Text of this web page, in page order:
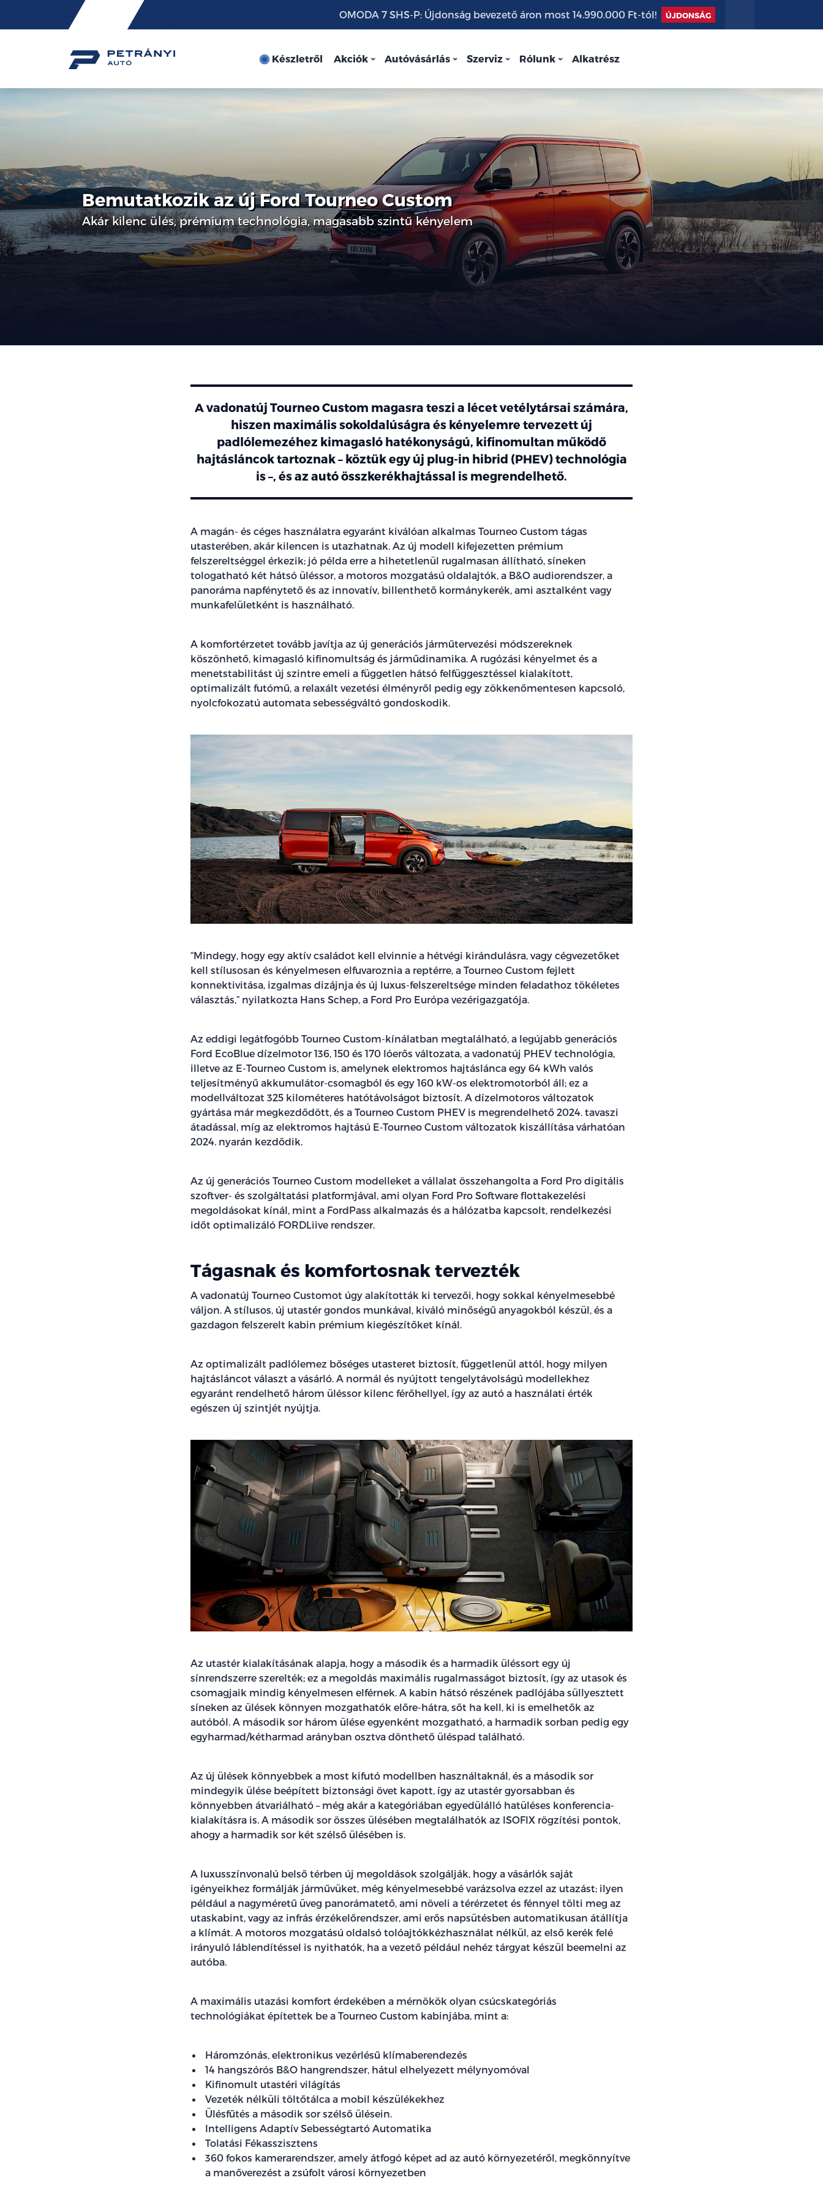
Friss
hírek
OMODA 7 SHS-P: Újdonság bevezető áron most 14.990.000 Ft-tól! ÚJDONSÁG
Készletről Akciók Autóvásárlás Szerviz Rólunk Alkatrész
Bemutatkozik az új Ford Tourneo Custom
Akár kilenc ülés, prémium technológia, magasabb szintű kényelem
A vadonatúj Tourneo Custom magasra teszi a lécet vetélytársai számára,
hiszen maximális sokoldalúságra és kényelemre tervezett új
padlólemezéhez kimagasló hatékonyságú, kifinomultan működő
hajtásláncok tartoznak – köztük egy új plug-in hibrid (PHEV) technológia
is –, és az autó összkerékhajtással is megrendelhető.
A magán- és céges használatra egyaránt kiválóan alkalmas Tourneo Custom tágas
utasterében, akár kilencen is utazhatnak. Az új modell kifejezetten prémium
felszereltséggel érkezik; jó példa erre a hihetetlenül rugalmasan állítható, síneken
tologatható két hátsó üléssor, a motoros mozgatású oldalajtók, a B&O audiorendszer, a
panoráma napfénytető és az innovatív, billenthető kormánykerék, ami asztalként vagy
munkafelületként is használható.
A komfortérzetet tovább javítja az új generációs járműtervezési módszereknek
köszönhető, kimagasló kifinomultság és járműdinamika. A rugózási kényelmet és a
menetstabilitást új szintre emeli a független hátsó felfüggesztéssel kialakított,
optimalizált futómű, a relaxált vezetési élményről pedig egy zökkenőmentesen kapcsoló,
nyolcfokozatú automata sebességváltó gondoskodik.
“Mindegy, hogy egy aktív családot kell elvinnie a hétvégi kirándulásra, vagy cégvezetőket
kell stílusosan és kényelmesen elfuvaroznia a reptérre, a Tourneo Custom fejlett
konnektivitása, izgalmas dizájnja és új luxus-felszereltsége minden feladathoz tökéletes
választás,” nyilatkozta Hans Schep, a Ford Pro Európa vezérigazgatója.
Az eddigi legátfogóbb Tourneo Custom-kínálatban megtalálható, a legújabb generációs
Ford EcoBlue dízelmotor 136, 150 és 170 lóerős változata, a vadonatúj PHEV technológia,
illetve az E-Tourneo Custom is, amelynek elektromos hajtáslánca egy 64 kWh valós
teljesítményű akkumulátor-csomagból és egy 160 kW-os elektromotorból áll; ez a
modellváltozat 325 kilométeres hatótávolságot biztosít. A dízelmotoros változatok
gyártása már megkezdődött, és a Tourneo Custom PHEV is megrendelhető 2024. tavaszi
átadással, míg az elektromos hajtású E‑Tourneo Custom változatok kiszállítása várhatóan
2024. nyarán kezdődik.
Az új generációs Tourneo Custom modelleket a vállalat összehangolta a Ford Pro digitális
szoftver- és szolgáltatási platformjával, ami olyan Ford Pro Software flottakezelési
megoldásokat kínál, mint a FordPass alkalmazás és a hálózatba kapcsolt, rendelkezési
időt optimalizáló FORDLiive rendszer.
Tágasnak és komfortosnak tervezték
A vadonatúj Tourneo Customot úgy alakították ki tervezői, hogy sokkal kényelmesebbé
váljon. A stílusos, új utastér gondos munkával, kiváló minőségű anyagokból készül, és a
gazdagon felszerelt kabin prémium kiegészítőket kínál.
Az optimalizált padlólemez bőséges utasteret biztosít, függetlenül attól, hogy milyen
hajtásláncot választ a vásárló. A normál és nyújtott tengelytávolságú modellekhez
egyaránt rendelhető három üléssor kilenc férőhellyel, így az autó a használati érték
egészen új szintjét nyújtja.
Az utastér kialakításának alapja, hogy a második és a harmadik üléssort egy új
sínrendszerre szerelték; ez a megoldás maximális rugalmasságot biztosít, így az utasok és
csomagjaik mindig kényelmesen elférnek. A kabin hátsó részének padlójába süllyesztett
síneken az ülések könnyen mozgathatók előre-hátra, sőt ha kell, ki is emelhetők az
autóból. A második sor három ülése egyenként mozgatható, a harmadik sorban pedig egy
egyharmad/kétharmad arányban osztva dönthető üléspad található.
Az új ülések könnyebbek a most kifutó modellben használtaknál, és a második sor
mindegyik ülése beépített biztonsági övet kapott, így az utastér gyorsabban és
könnyebben átvariálható – még akár a kategóriában egyedülálló hatüléses konferencia-
kialakításra is. A második sor összes ülésében megtalálhatók az ISOFIX rögzítési pontok,
ahogy a harmadik sor két szélső ülésében is.
A luxusszínvonalú belső térben új megoldások szolgálják, hogy a vásárlók saját
igényeikhez formálják járművüket, még kényelmesebbé varázsolva ezzel az utazást; ilyen
például a nagyméretű üveg panorámatető, ami növeli a térérzetet és fénnyel tölti meg az
utaskabint, vagy az infrás érzékelőrendszer, ami erős napsütésben automatikusan átállítja
a klímát. A motoros mozgatású oldalsó tolóajtókkézhasználat nélkül, az első kerék felé
irányuló láblendítéssel is nyithatók, ha a vezető például nehéz tárgyat készül beemelni az
autóba.
A maximális utazási komfort érdekében a mérnökök olyan csúcskategóriás
technológiákat építettek be a Tourneo Custom kabinjába, mint a:
Háromzónás, elektronikus vezérlésű klímaberendezés
14 hangszórós B&O hangrendszer, hátul elhelyezett mélynyomóval
Kifinomult utastéri világítás
Vezeték nélküli töltőtálca a mobil készülékekhez
Ülésfűtés a második sor szélső ülésein.
Intelligens Adaptív Sebességtartó Automatika
Tolatási Fékasszisztens
360 fokos kamerarendszer, amely átfogó képet ad az autó környezetéről, megkönnyítve
a manőverezést a zsúfolt városi környezetben